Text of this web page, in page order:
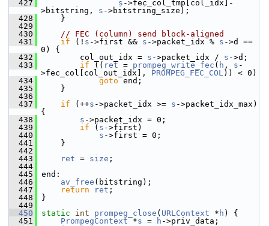
  427
s ->fec_col_tmp[col_idx]-
>bitstring, s ->bitstring_size);
  428
}
  429
  430
// FEC (column) send block-aligned
  431
if (! s ->first && s ->packet_idx % s ->d ==
0) {
  432
col_out_idx = s ->packet_idx / s ->d;
  433
if (( ret = prompeg_write_fec ( h , s -
>fec_col[col_out_idx], PROMPEG_FEC_COL)) < 0)
  434
goto end;
  435
}
  436
  437
if (++s ->packet_idx >= s ->packet_idx_max)
{
  438
s ->packet_idx = 0;
  439
if ( s ->first)
  440
s ->first = 0;
  441
}
  442
  443
ret = size ;
  444
  445
end:
  446
av_free (bitstring);
  447
return ret ;
  448
}
  449
  450
static int prompeg_close ( URLContext * h ) {
  451
PrompegContext *s = h ->priv_data;